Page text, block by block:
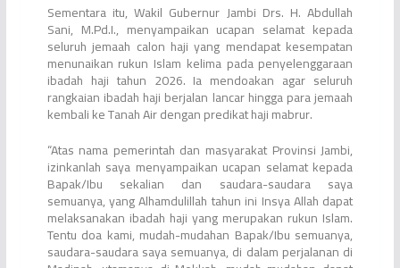
Sementara itu, Wakil Gubernur Jambi Drs. H. Abdullah
Sani, M.Pd.I., menyampaikan ucapan selamat kepada
seluruh jemaah calon haji yang mendapat kesempatan
menunaikan rukun Islam kelima pada penyelenggaraan
ibadah haji tahun 2026. Ia mendoakan agar seluruh
rangkaian ibadah haji berjalan lancar hingga para jemaah
kembali ke Tanah Air dengan predikat haji mabrur.
“Atas nama pemerintah dan masyarakat Provinsi Jambi,
izinkanlah saya menyampaikan ucapan selamat kepada
Bapak/Ibu sekalian dan saudara-saudara saya
semuanya, yang Alhamdulillah tahun ini Insya Allah dapat
melaksanakan ibadah haji yang merupakan rukun Islam.
Tentu doa kami, mudah-mudahan Bapak/Ibu semuanya,
saudara-saudara saya semuanya, di dalam perjalanan di